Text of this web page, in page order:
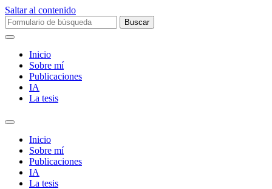
Saltar al contenido
Buscar:
Inicio
Sobre mí­
Publicaciones
IA
La tesis
Alternar
campo
búsqueda
Inicio
Sobre mí­
Publicaciones
IA
La tesis